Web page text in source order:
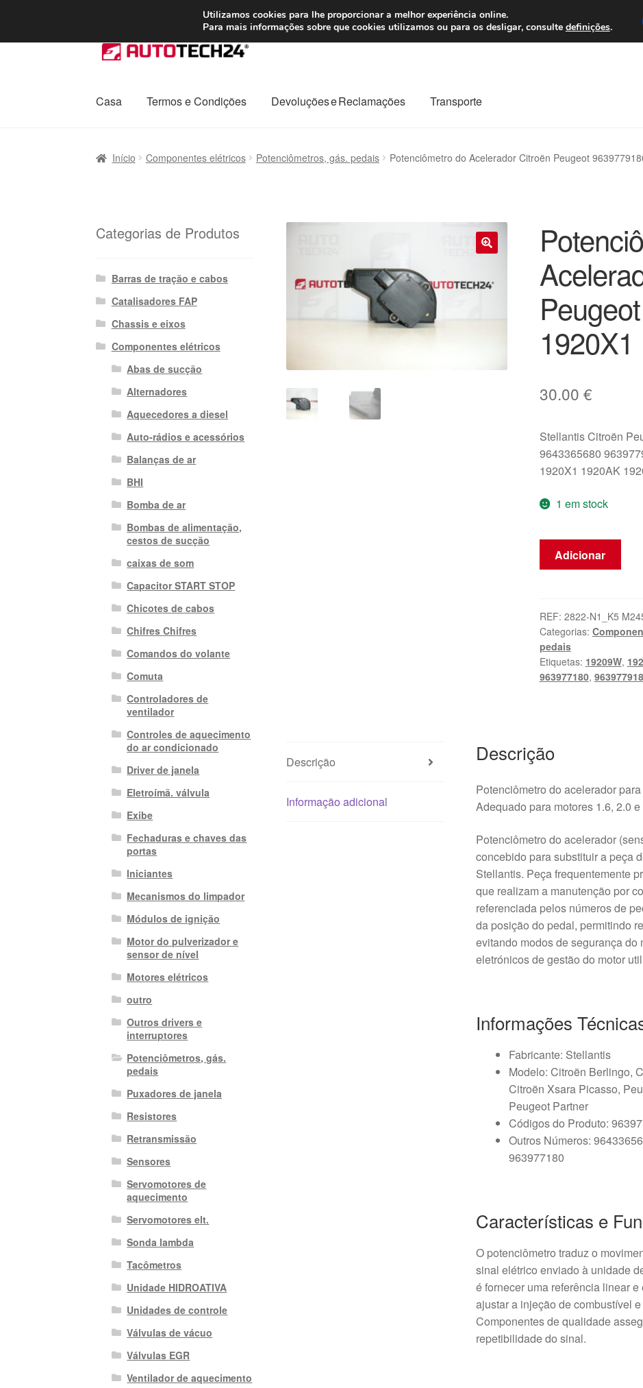
ENVIO a partir de 7 EUR Seg-Sex, das
Ir
para
navegação
Saltar
para
conteúdo
Casa Termos e Condições Devoluções e Reclamações Transporte
Início Componentes elétricos Potenciômetros, gás. pedais Potenciômetro do Acelerador Citroën Peugeot
30.00 €
Stellantis Citroën
9643365680
1920X1 1920AK
1 em stock
Quantidade
Acelerador
Citroën
Peugeot
9639779180
1920X1
Adicionar
REF: 2822-N1_K5
Categorias:
pedais
Etiquetas: 19209W,
963977180,
Descrição
Informação adicional
Descrição
Potenciômetro do acelerador
Adequado para motores 1.6, 2.0
Potenciômetro do acelerador
concebido para substituir a peça
Stellantis. Peça frequentemente
que realizam a manutenção por
referenciada pelos números de
da posição do pedal, permitindo
evitando modos de segurança
eletrónicos de gestão do motor
Informações
Fabricante: Stellantis
Modelo: Citroën Berlingo,
Citroën Xsara Picasso,
Peugeot Partner
Códigos do Produto:
Outros Números:
963977180
Características e
O potenciômetro traduz o
sinal elétrico enviado à unidade
é fornecer uma referência linear
ajustar a injeção de combustível
Componentes de qualidade
repetibilidade do sinal.
Categorias de Produtos
Barras de tração e cabos
Catalisadores FAP
Chassis e eixos
Componentes elétricos
Abas de sucção
Alternadores
Aquecedores a diesel
Auto-rádios e acessórios
Balanças de ar
BHI
Bomba de ar
Bombas de alimentação,
cestos de sucção
caixas de som
Capacitor START STOP
Chicotes de cabos
Chifres Chifres
Comandos do volante
Comuta
Controladores de
ventilador
Controles de aquecimento
do ar condicionado
Driver de janela
Eletroímã. válvula
Exibe
Fechaduras e chaves das
portas
Iniciantes
Mecanismos do limpador
Módulos de ignição
Motor do pulverizador e
sensor de nível
Motores elétricos
outro
Outros drivers e
interruptores
Potenciômetros, gás.
pedais
Puxadores de janela
Resistores
Retransmissão
Sensores
Servomotores de
aquecimento
Servomotores elt.
Sonda lambda
Tacômetros
Unidade HIDROATIVA
Unidades de controle
Válvulas de vácuo
Válvulas EGR
Ventilador de aquecimento
Utilizamos cookies para lhe proporcionar a melhor experiência online.
Para mais informações sobre que cookies utilizamos ou para os desligar, consulte definições.